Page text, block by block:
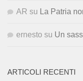
AR su La Patria
ernesto su Un
ARTICOLI RECENTI